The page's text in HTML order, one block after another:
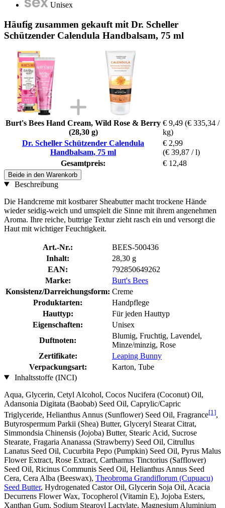
Unisex
Häufig zusammen gekauft mit Dr. Scheller
Schützender Calendula Handbalsam, 75 ml
Burt's Bees Hand Cream, Wild Rose & Berry
(28,30 g)
€ 9,49 (€ 335,34 /
kg)
Dr. Scheller Schützender Calendula
Handbalsam, 75 ml
€ 2,99
(€ 39,87 / l)
Gesamtpreis:
€ 12,48
Beide in den Warenkorb
Beschreibung
Die Handcreme mit kostbarer Sheabutter macht trockene Hände
wieder seidig-weich und umspielt die Sinne mit ihrem angenehmen
Aroma. Ihre reiche, buttrige Textur zieht rasch ein und versorgt die
Haut mit wichtiger Feuchtigkeit.
Art.-Nr.:
BEES-500436
Inhalt:
28,30 g
EAN:
792850649262
Marke:
Burt's Bees
Konsistenz/Darreichungsform: Creme
Produktarten:
Handpflege
Hauttyp:
Für jeden Hauttyp
Eigenschaften:
Unisex
Duftnoten:
Blumig, Fruchtig, Lavendel,
Minze/minzig, Rose
Zertifikate:
Leaping Bunny
Verpackungsart:
Karton, Tube
Inhaltsstoffe (INCI)
Aqua, Glycerin, Cetyl Alcohol, Cocos Nucifera (Coconut) Oil,
Adansonia Digitata (Baobab) Seed Oil, Caprylic/Capric
Triglyceride, Helianthus Annus (Sunflower) Seed Oil, Fragrance[1],
Butyrospermum Parkii (Shea) Butter, Glyceryl Stearat Citrat,
Simmondsia Chinensis (Jojoba) Butter, Stearic Acid, Sucrose
Stearate, Fragaria Ananassa (Strawberry) Seed Oil, Citrullus
Lanatus Seed Oil, Cucurbita Pepo (Pumpkin) Seed Oil, Pyrus Malus
Flower Extract, Rose Extract, Carthamus Tinctorius (Safflower)
Seed Oil, Ricinus Communis Seed Oil, Helianthus Annus Seed
Cera, Cera Alba (Beeswax), Theobroma Grandiflorum (Cupuacu)
Seed Butter, Hydrogenated Castor Oil, Glycerin Soja Oil, Acacia
Decurrens Flower Wax, Tocopherol (Vitamin E), Jojoba Esters,
Xanthan Gum, Sodium Stearoyl Lactylate, Magnesium Aluminium